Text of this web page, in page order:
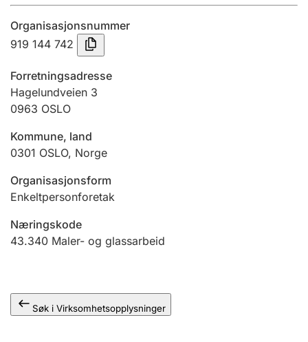
Tinglysing
Jeger
Betaling og jegeravgiftskort
Ektepaktveileder
Offentlig sektor
Organisasjonsnummer
919 144 742
Forretningsadresse
Hagelundveien 3
0963 OSLO
Kommune, land
0301 OSLO, Norge
Organisasjonsform
Enkeltpersonforetak
Næringskode
43.340 Maler- og glassarbeid
Søk i Virksomhetsopplysninger